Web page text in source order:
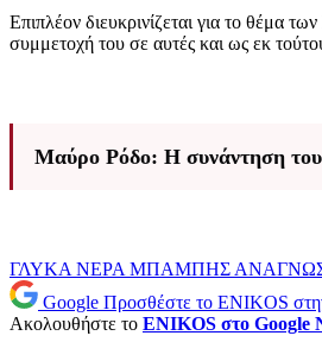
Επιπλέον διευκρινίζεται για το θέμα
συμμετοχή του σε αυτές και ως εκ
Μαύρο Ρόδο: Η συνάντηση του
ΓΛΥΚΑ ΝΕΡΑ ΜΠΑΜΠΗΣ
Google Προσθέστε το ENIKOS
Ακολουθήστε το ENIKOS στο Google